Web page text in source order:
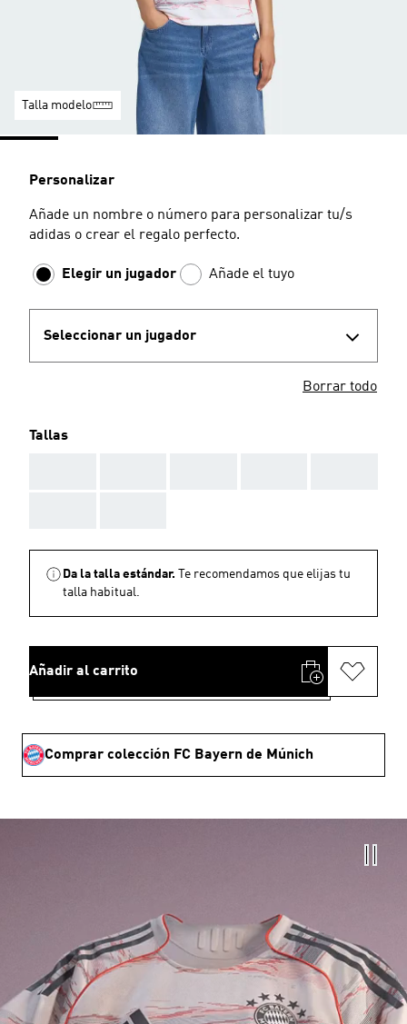
Talla modelo
Personalizar
Añade un nombre o número para personalizar tu/s
adidas o crear el regalo perfecto.
Elegir un jugador Añade el tuyo
Seleccionar un jugador
Borrar todo
Tallas
Da la talla estándar.
Te recomendamos que elijas tu
talla habitual.
Añadir al carrito
Comprar colección FC Bayern de Múnich